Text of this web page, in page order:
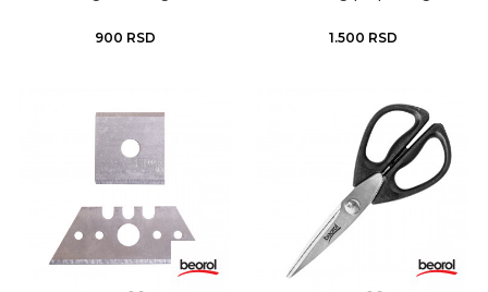
900 RSD 1.500 RSD